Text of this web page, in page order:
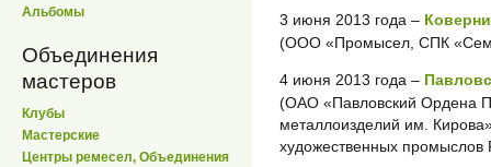
Альбомы
Объединения
мастеров
Клубы
Мастерские
Центры ремесел, Объединения
3 июня 2013 года –
(ООО «Промысел, СПК
4 июня 2013 года –
(ОАО «Павловский Ордена
металлоизделий им.
художественных промыслов